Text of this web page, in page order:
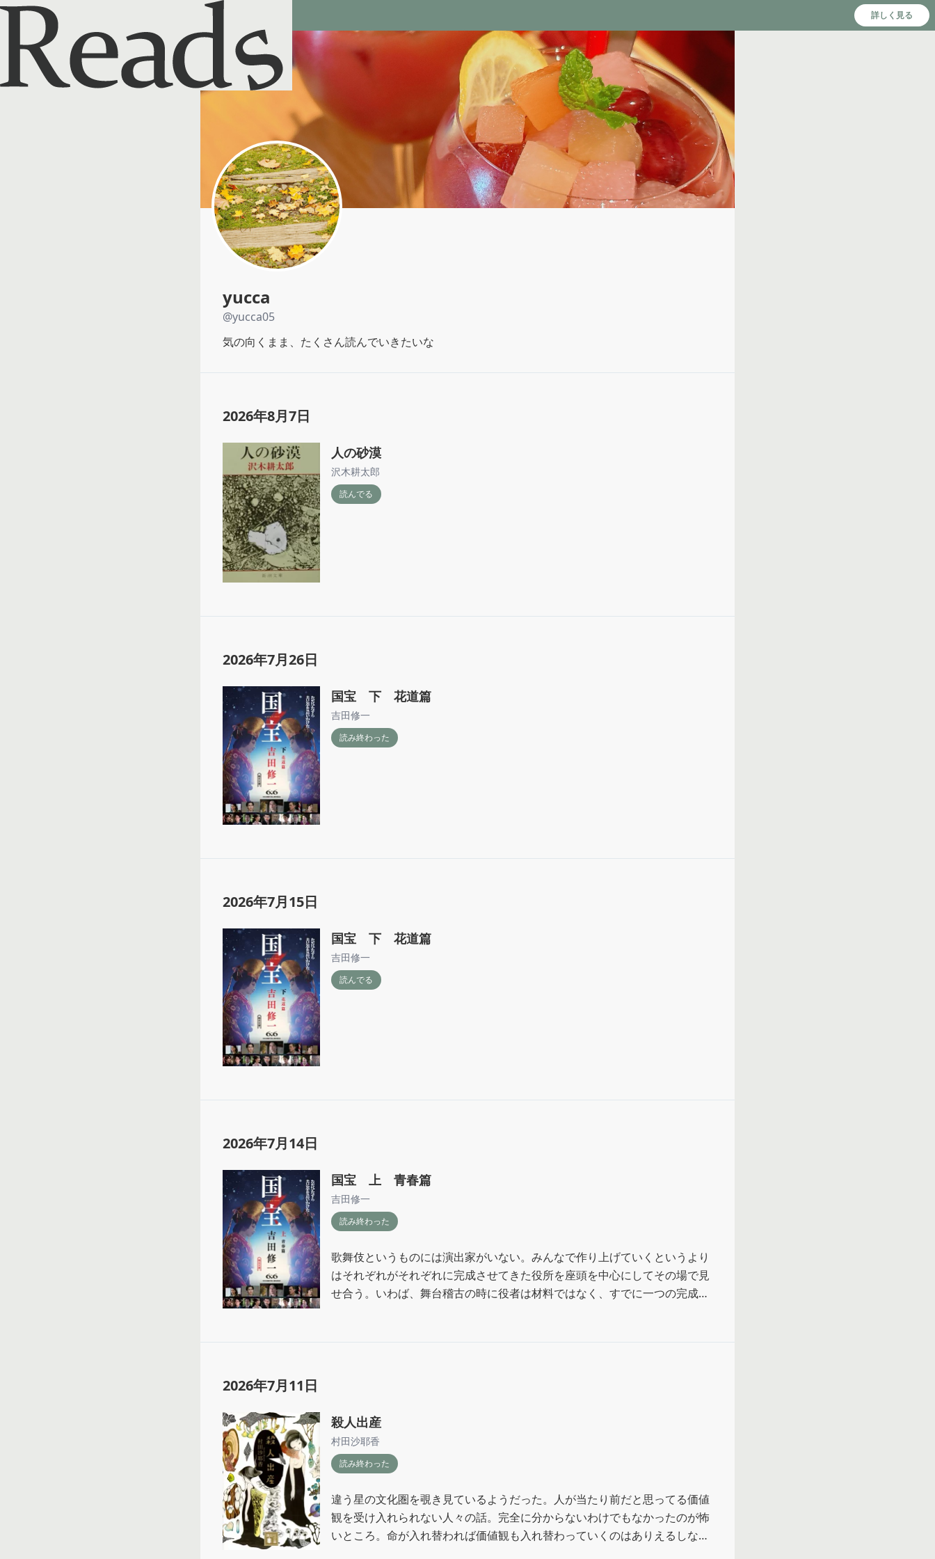
Reads - 読書のSNS＆記録アプリ 詳しく見る
yucca
@yucca05
気の向くまま、たくさん読んでいきたいな
2026年8月7日
人の砂漠
沢木耕太郎
読んでる
2026年7月26日
国宝 下 花道篇
吉田修一
読み終わった
2026年7月15日
国宝 下 花道篇
吉田修一
読んでる
2026年7月14日
国宝 上 青春篇
吉田修一
読み終わった
歌舞伎というものには演出家がいない。みんなで作り上げていくというより
はそれぞれがそれぞれに完成させてきた役所を座頭を中心にしてその場で見
せ合う。いわば、舞台稽古の時に役者は材料ではなく、すでに一つの完成品
など、うまく言えんが思ったりする。
もっと読むの大変かなと思ったけどするすると読めた。物語り口調もあって
ひとつの舞台を通して観ているよう。
喜久雄苦難と波乱すぎ……原作の徳ちゃんはほんとに一緒にいてくれてあり
がたい存在ですね。下巻もすぐ読む！
2026年7月11日
殺人出産
村田沙耶香
読み終わった
違う星の文化圏を覗き見ているようだった。人が当たり前だと思ってる価値
観を受け入れられない人々の話。完全に分からないわけでもなかったのが怖
いところ。命が入れ替われば価値観も入れ替わっていくのはありえるしな…